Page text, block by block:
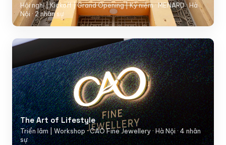
Hội nghị | Kickoff | Grand Opening | Kỷ niệm · MENARD · Hà
Nội · 2 nhân sự
The Art of Lifestyle
Triển lãm | Workshop · CAO Fine Jewellery · Hà Nội · 4 nhân
sự